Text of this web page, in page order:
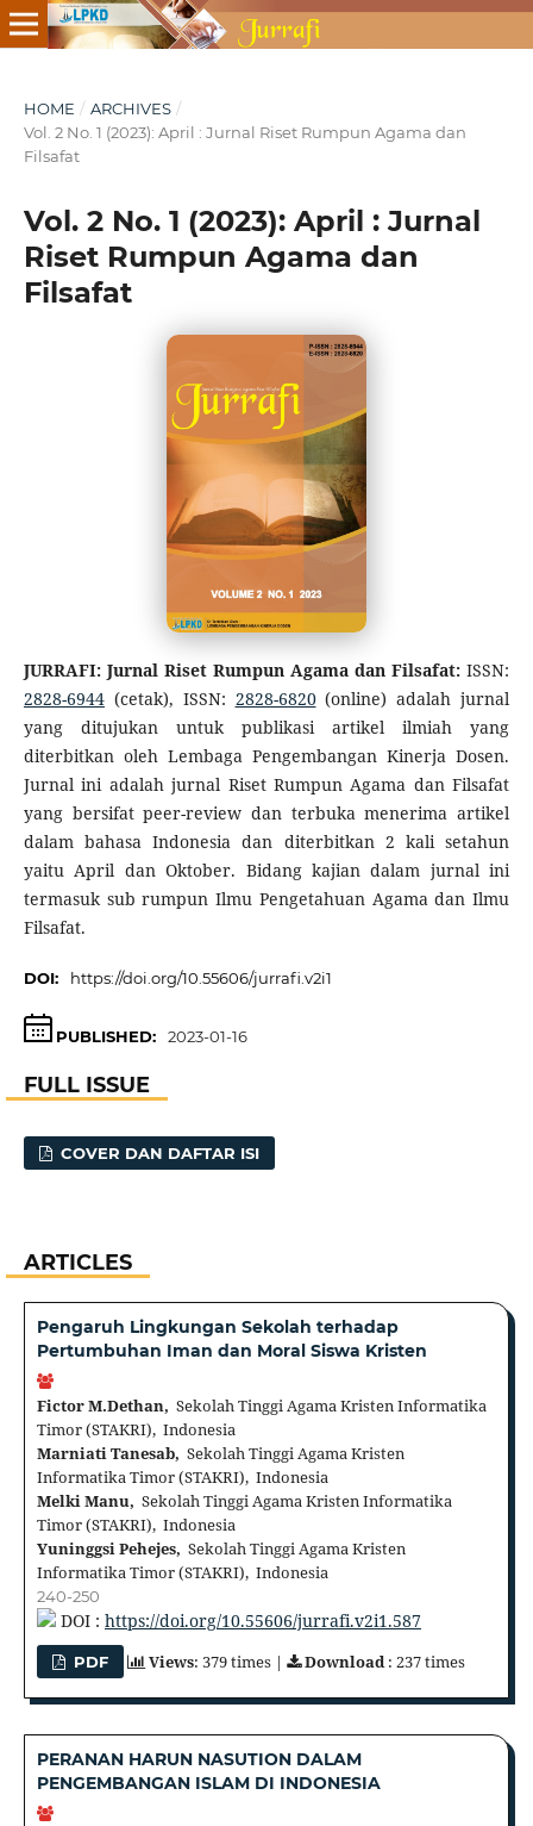
HOME / ARCHIVES /
Vol. 2 No. 1 (2023): April : Jurnal Riset Rumpun Agama dan
Filsafat
Vol. 2 No. 1 (2023): April : Jurnal
Riset Rumpun Agama dan
Filsafat
JURRAFI: Jurnal Riset Rumpun Agama dan Filsafat:ISSN:
2828-6944(cetak), ISSN: 2828-6820(online) adalah jurnal
yang ditujukan untuk publikasi artikel ilmiah yang
diterbitkan oleh Lembaga Pengembangan Kinerja Dosen.
Jurnal ini adalah jurnal Riset Rumpun Agama dan Filsafat
yang bersifat peer-review dan terbuka menerima artikel
dalam bahasa Indonesia dan diterbitkan 2 kali setahun
yaitu April dan Oktober. Bidang kajian dalam jurnal ini
termasuk sub rumpun Ilmu Pengetahuan Agama dan Ilmu
Filsafat.
DOI: https://doi.org/10.55606/jurrafi.v2i1
PUBLISHED: 2023-01-16
FULL ISSUE
COVER DAN DAFTAR ISI
ARTICLES
Pengaruh Lingkungan Sekolah terhadap
Pertumbuhan Iman dan Moral Siswa Kristen
Fictor M.Dethan, Sekolah Tinggi Agama Kristen Informatika
Timor (STAKRI), Indonesia
Marniati Tanesab, Sekolah Tinggi Agama Kristen
Informatika Timor (STAKRI), Indonesia
Melki Manu, Sekolah Tinggi Agama Kristen Informatika
Timor (STAKRI), Indonesia
Yuninggsi Pehejes, Sekolah Tinggi Agama Kristen
Informatika Timor (STAKRI), Indonesia
240-250
DOI : https://doi.org/10.55606/jurrafi.v2i1.587
PDF Views: 379 times | Download: 237 times
PERANAN HARUN NASUTION DALAM
PENGEMBANGAN ISLAM DI INDONESIA